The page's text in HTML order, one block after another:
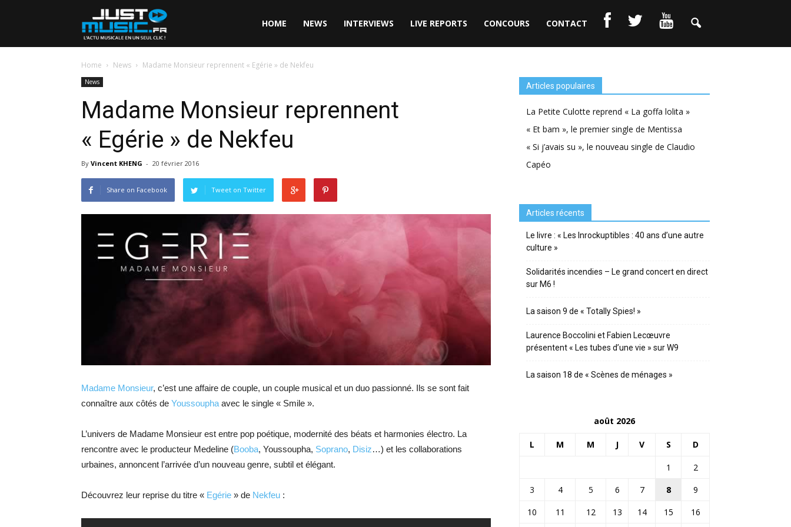
HOME NEWS INTERVIEWS LIVE REPORTS CONCOURS CONTACT
Home News Madame Monsieur reprennent « Egérie » de Nekfeu
News
Madame Monsieur reprennent
« Egérie » de Nekfeu
By Vincent KHENG - 20 février 2016
Share on Facebook Tweet on Twitter
Madame Monsieur, c’est une affaire de couple, un couple musical et un duo passionné. Ils se sont fait
connaître aux côtés de Youssoupha avec le single « Smile ».
L’univers de Madame Monsieur est entre pop poétique, modernité des béats et harmonies électro. La
rencontre avec le producteur Medeline (Booba, Youssoupha, Soprano, Disiz…) et les collaborations
urbaines, annoncent l’arrivée d’un nouveau genre, subtil et élégant.
Découvrez leur reprise du titre « Egérie » de Nekfeu :
Articles populaires
La Petite Culotte reprend « La goffa lolita »
« Et bam », le premier single de Mentissa
« Si j’avais su », le nouveau single de Claudio
Capéo
Articles récents
Le livre : « Les Inrockuptibles : 40 ans d’une autre
culture »
Solidarités incendies – Le grand concert en direct
sur M6 !
La saison 9 de « Totally Spies! »
Laurence Boccolini et Fabien Lecœuvre
présentent « Les tubes d’une vie » sur W9
La saison 18 de « Scènes de ménages »
août 2026
L M M J V S D
1
2
3
4 5 6 7 8
9
10
11 12 13 14 15 16